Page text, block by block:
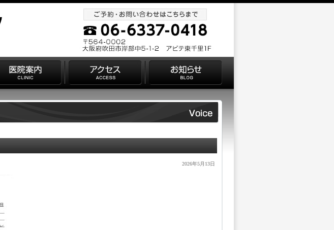
2026年5月13日